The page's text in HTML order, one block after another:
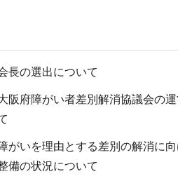
長の選出について
阪府障がい者差別解消協議会の運営
がいを理由とする差別の解消に向け
備の状況について